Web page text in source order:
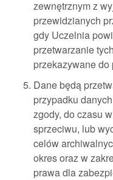
zewnętrznym z
przewidzianych
gdy Uczelnia
przetwarzanie
przekazywane do
Dane będą
przypadku
zgody, do czasu
sprzeciwu, lub
celów
okres oraz w
prawa dla